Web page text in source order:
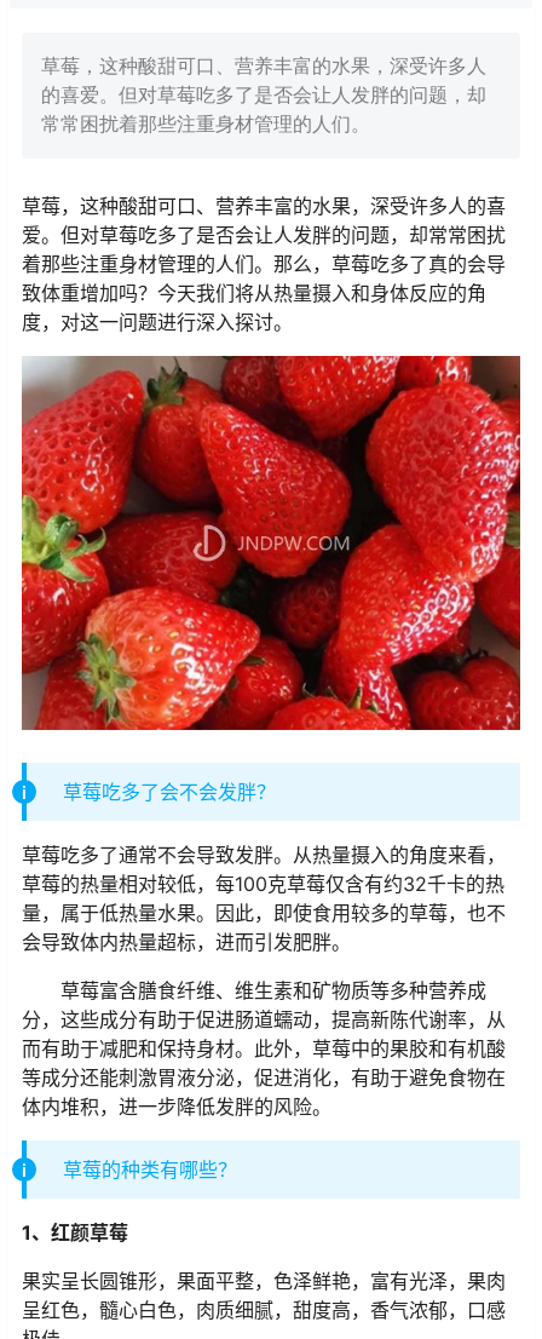
草莓，这种酸甜可口、营养丰富的水果，深受许多人
的喜爱。但对草莓吃多了是否会让人发胖的问题，却
常常困扰着那些注重身材管理的人们。
草莓，这种酸甜可口、营养丰富的水果，深受许多人的喜
爱。但对草莓吃多了是否会让人发胖的问题，却常常困扰
着那些注重身材管理的人们。那么，草莓吃多了真的会导
致体重增加吗？今天我们将从热量摄入和身体反应的角
度，对这一问题进行深入探讨。
草莓吃多了会不会发胖？
草莓吃多了通常不会导致发胖。从热量摄入的角度来看，
草莓的热量相对较低，每100克草莓仅含有约32千卡的热
量，属于低热量水果。因此，即使食用较多的草莓，也不
会导致体内热量超标，进而引发肥胖。
草莓富含膳食纤维、维生素和矿物质等多种营养成
分，这些成分有助于促进肠道蠕动，提高新陈代谢率，从
而有助于减肥和保持身材。此外，草莓中的果胶和有机酸
等成分还能刺激胃液分泌，促进消化，有助于避免食物在
体内堆积，进一步降低发胖的风险。
草莓的种类有哪些？
1、红颜草莓
果实呈长圆锥形，果面平整，色泽鲜艳，富有光泽，果肉
呈红色，髓心白色，肉质细腻，甜度高，香气浓郁，口感